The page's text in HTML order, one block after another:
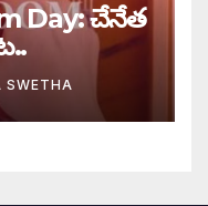
Day: చేనేత
SWETHA